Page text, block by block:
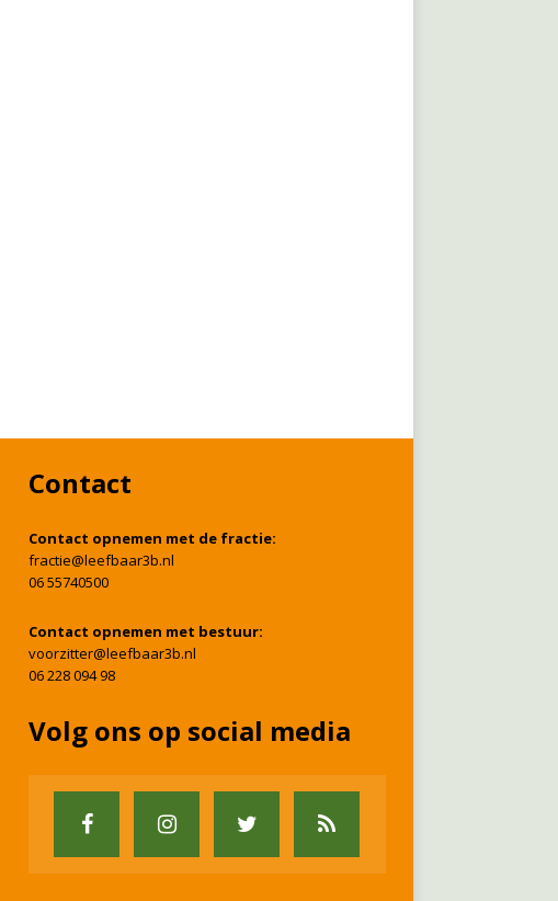
Contact
Contact opnemen met de fractie:
fractie@leefbaar3b.nl
06 55740500
Contact opnemen met bestuur:
voorzitter@leefbaar3b.nl
06 228 094 98
Volg ons op social media